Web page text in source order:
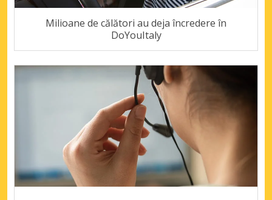
Milioane de călători au deja încredere în
DoYouItaly